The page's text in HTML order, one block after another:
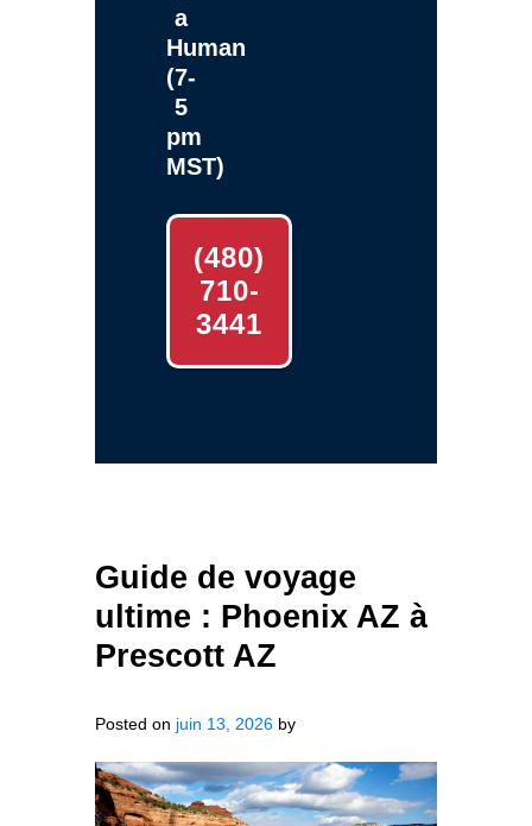
a
Human
(7-
5
pm
MST)
(480)
710-
3441
Guide de voyage
ultime : Phoenix AZ à
Prescott AZ
Posted on juin 13, 2026 by